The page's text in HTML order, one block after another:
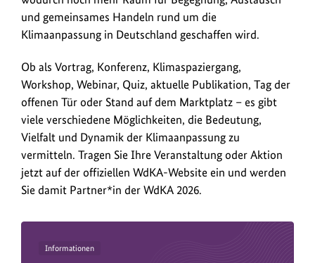
und gemeinsames Handeln rund um die
Klimaanpassung in Deutschland geschaffen wird.
Ob als Vortrag, Konferenz, Klimaspaziergang,
Workshop, Webinar, Quiz, aktuelle Publikation, Tag der
offenen Tür oder Stand auf dem Marktplatz – es gibt
viele verschiedene Möglichkeiten, die Bedeutung,
Vielfalt und Dynamik der Klimaanpassung zu
vermitteln. Tragen Sie Ihre Veranstaltung oder Aktion
jetzt auf der offiziellen WdKA-Website ein und werden
Sie damit Partner*in der WdKA 2026.
Informationen